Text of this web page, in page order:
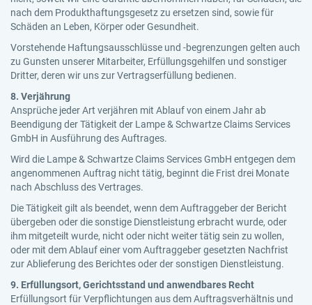
nach dem Produkthaftungsgesetz zu ersetzen sind, sowie für
Schäden an Leben, Körper oder Gesundheit.
Vorstehende Haftungsausschlüsse und -begrenzungen gelten auch
zu Gunsten unserer Mitarbeiter, Erfüllungsgehilfen und sonstiger
Dritter, deren wir uns zur Vertragserfüllung bedienen.
8. Verjährung
Ansprüche jeder Art verjähren mit Ablauf von einem Jahr ab
Beendigung der Tätigkeit der Lampe & Schwartze Claims Services
GmbH in Ausführung des Auftrages.
Wird die Lampe & Schwartze Claims Services GmbH entgegen dem
angenommenen Auftrag nicht tätig, beginnt die Frist drei Monate
nach Abschluss des Vertrages.
Die Tätigkeit gilt als beendet, wenn dem Auftraggeber der Bericht
übergeben oder die sonstige Dienstleistung erbracht wurde, oder
ihm mitgeteilt wurde, nicht oder nicht weiter tätig sein zu wollen,
oder mit dem Ablauf einer vom Auftraggeber gesetzten Nachfrist
zur Ablieferung des Berichtes oder der sonstigen Dienstleistung.
9. Erfüllungsort, Gerichtsstand und anwendbares Recht
Erfüllungsort für Verpflichtungen aus dem Auftragsverhältnis und